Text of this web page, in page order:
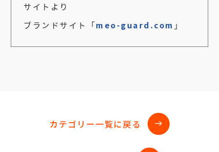
サイトより
ブランドサイト「meo-guard.com 」
カテゴリー一覧に戻る east